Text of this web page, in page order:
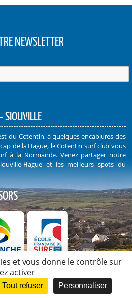
NEWSLETTER
SIOUVILLE
du Cotentin, à quelques encablures des
de la Hague, le Cotentin surf club vous
à la Normande. Venez partager notre
Hague et les meilleurs spots du
Partenaires et Sponsors
et vous donne le contrôle sur
activer
Tout refuser
Personnaliser